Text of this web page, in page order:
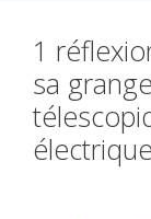
1
sa